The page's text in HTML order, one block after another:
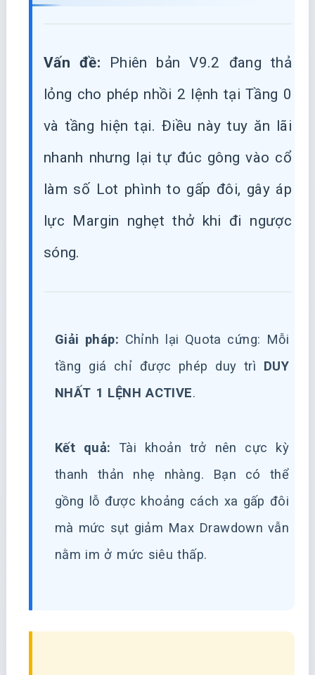
Vấn đề: Phiên bản V9.2 đang thả
lỏng cho phép nhồi 2 lệnh tại Tầng 0
và tầng hiện tại. Điều này tuy ăn lãi
nhanh nhưng lại tự đúc gông vào cổ
làm số Lot phình to gấp đôi, gây áp
lực Margin nghẹt thở khi đi ngược
sóng.
Giải pháp: Chỉnh lại Quota cứng: Mỗi
tầng giá chỉ được phép duy trì DUY
NHẤT 1 LỆNH ACTIVE.
Kết quả: Tài khoản trở nên cực kỳ
thanh thản nhẹ nhàng. Bạn có thể
gồng lỗ được khoảng cách xa gấp đôi
mà mức sụt giảm Max Drawdown vẫn
nằm im ở mức siêu thấp.